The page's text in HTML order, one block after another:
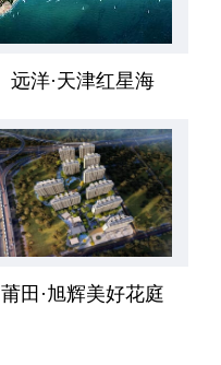
远洋·天津红星海
莆田·旭辉美好花庭